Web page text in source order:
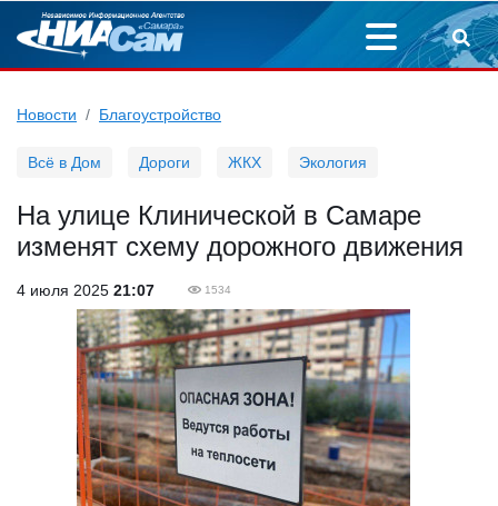
Новости Благоустройство
Всё в Дом Дороги ЖКХ Экология
На улице Клинической в Самаре
изменят схему дорожного движения
4 июля 2025 21:07 1534